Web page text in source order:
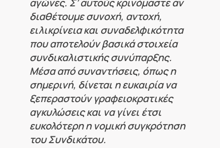
αγώνες. Σ’ αυτούς κρινόμαστε αν
διαθέτουμε συνοχή, αντοχή,
ειλικρίνεια και συναδελφικότητα
που αποτελούν βασικά στοιχεία
συνδικαλιστικής συνύπαρξης.
Μέσα από συναντήσεις, όπως η
σημερινή, δίνεται η ευκαιρία να
ξεπεραστούν γραφειοκρατικές
αγκυλώσεις και να γίνει έτσι
ευκολότερη η νομική συγκρότηση
του Συνδικάτου.